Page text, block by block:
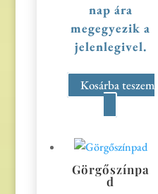
nap ára
megegyezik a
jelenlegivel.
Kosárba teszem
Görgőszínpa
d